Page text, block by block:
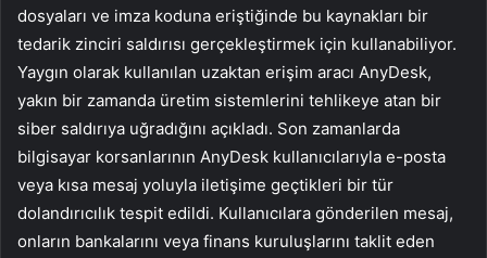
dosyaları ve imza koduna eriştiğinde bu kaynakları bir
tedarik zinciri saldırısı gerçekleştirmek için kullanabiliyor.
Yaygın olarak kullanılan uzaktan erişim aracı AnyDesk,
yakın bir zamanda üretim sistemlerini tehlikeye atan bir
siber saldırıya uğradığını açıkladı. Son zamanlarda
bilgisayar korsanlarının AnyDesk kullanıcılarıyla e-posta
veya kısa mesaj yoluyla iletişime geçtikleri bir tür
dolandırıcılık tespit edildi. Kullanıcılara gönderilen mesaj,
onların bankalarını veya finans kuruluşlarını taklit eden